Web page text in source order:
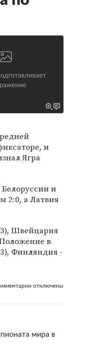
и
Ягра
и
2:0, а Латвия
Швейцария
Положение в
Финляндия -
отключены
мира в